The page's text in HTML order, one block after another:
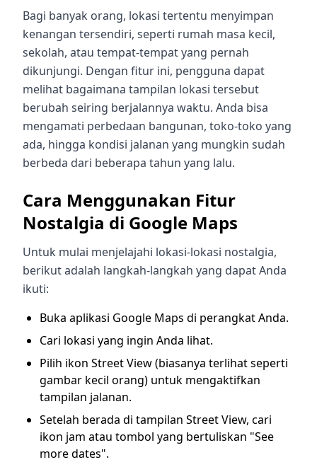
Bagi banyak orang, lokasi tertentu menyimpan
kenangan tersendiri, seperti rumah masa kecil,
sekolah, atau tempat-tempat yang pernah
dikunjungi. Dengan fitur ini, pengguna dapat
melihat bagaimana tampilan lokasi tersebut
berubah seiring berjalannya waktu. Anda bisa
mengamati perbedaan bangunan, toko-toko yang
ada, hingga kondisi jalanan yang mungkin sudah
berbeda dari beberapa tahun yang lalu.
Cara Menggunakan Fitur
Nostalgia di Google Maps
Untuk mulai menjelajahi lokasi-lokasi nostalgia,
berikut adalah langkah-langkah yang dapat Anda
ikuti:
Buka aplikasi Google Maps di perangkat Anda.
Cari lokasi yang ingin Anda lihat.
Pilih ikon Street View (biasanya terlihat seperti
gambar kecil orang) untuk mengaktifkan
tampilan jalanan.
Setelah berada di tampilan Street View, cari
ikon jam atau tombol yang bertuliskan "See
more dates".